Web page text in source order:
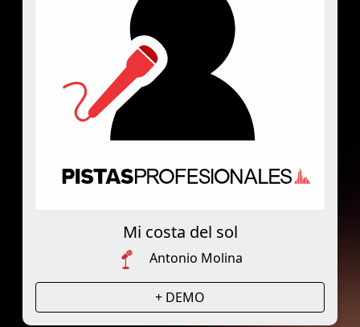
Mi costa del sol
Antonio Molina
+ DEMO